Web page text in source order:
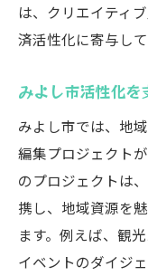
は、クリエイティ
済活性化に寄与して
みよし市活性化を
みよし市では、地
編集プロジェクト
のプロジェクトは
携し、地域資源を
ます。例えば、観
イベントのダイジ